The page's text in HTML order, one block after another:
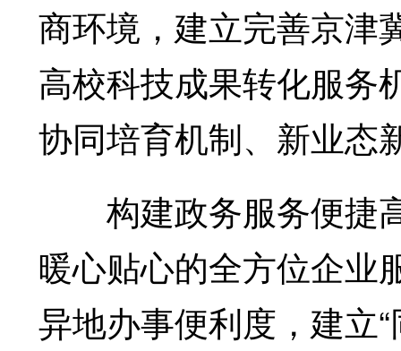
商环境，建立完善京津
高校科技成果转化服务
协同培育机制、新业态
构建政务服务便捷
暖心贴心的全方位企业
异地办事便利度，建立